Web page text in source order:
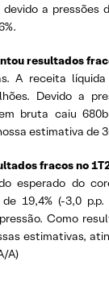
a pressões
resultados
A receita
Devido a
bruta caiu
estimativa de
fracos no
esperado do
de 19,4% (-3,0
Como
estimativas,
A)